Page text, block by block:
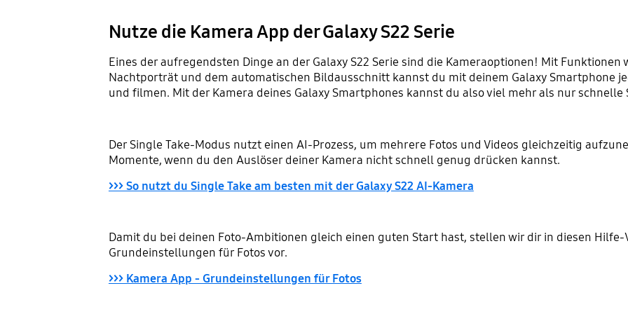
Nutze die Kamera App der Galaxy S22 Serie
Eines der aufregendsten Dinge an der Galaxy S22 Serie sind die Kameraoptionen! Mit
Nachtporträt und dem automatischen Bildausschnitt kannst du mit deinem Galaxy Smartphone
und filmen. Mit der Kamera deines Galaxy Smartphones kannst du also viel mehr als nur schnelle
Der Single Take-Modus nutzt einen AI-Prozess, um mehrere Fotos und Videos gleichzeitig
Momente, wenn du den Auslöser deiner Kamera nicht schnell genug drücken kannst.
>>> So nutzt du Single Take am besten mit der Galaxy S22 AI-Kamera
Damit du bei deinen Foto-Ambitionen gleich einen guten Start hast, stellen wir dir in diesen Hilfe-
Grundeinstellungen für Fotos vor.
>>> Kamera App - Grundeinstellungen für Fotos